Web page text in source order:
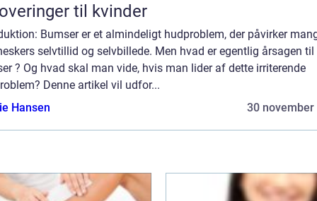
til kvinder
Bumser er et almindeligt hudproblem, der påvirker
selvtillid og selvbillede. Men hvad er egentlig årsagen
? Og hvad skal man vide, hvis man lider af dette irriterende
Denne artikel vil udfor...
Hansen
30 november